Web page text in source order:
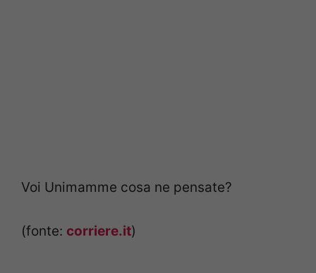
Voi Unimamme cosa ne pensate?
(fonte: corriere.it)